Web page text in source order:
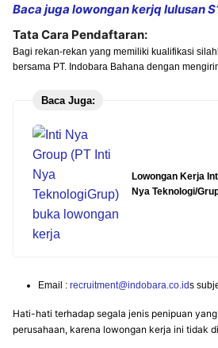
Baca juga lowongan kerjq lulusan
Tata Cara Pendaftaran:
Bagi rekan-rekan yang memiliki kualifikasi
bersama PT. Indobara Bahana dengan
Baca Juga:
Lowongan Kerja
Nya Teknologi/
Email : recruitment@indobara.co.ids
Hati-hati terhadap segala jenis penipuan
perusahaan, karena lowongan kerja ini tidak